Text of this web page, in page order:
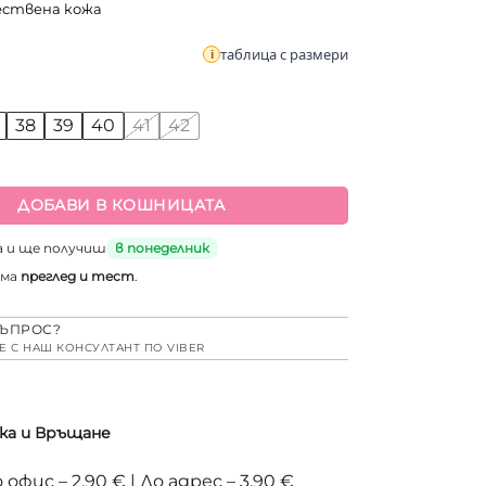
кожа
таблица с размери
38 39 40 41 42
ДОБАВИ В КОШНИЦАТА
и ще получиш
в понеделник
преглед и тест.
С НАШ КОНСУЛТАНТ ПО VIBER
и Връщане
– 2,90 € | До адрес – 3,90 €